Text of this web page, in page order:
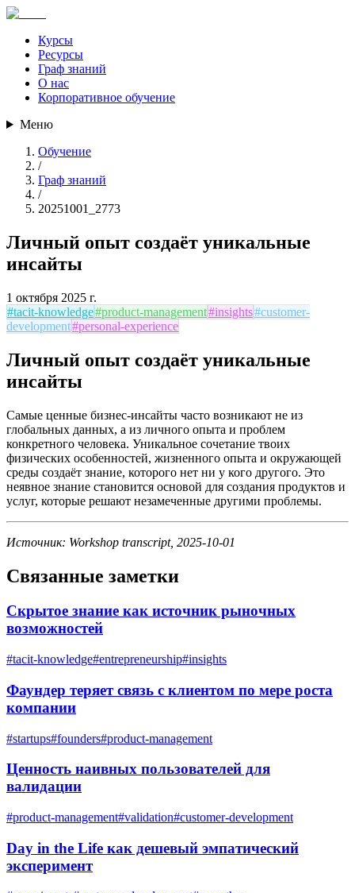
Курсы
Ресурсы
Граф знаний
О нас
Корпоративное обучение
Меню
Обучение
/
Граф знаний
/
20251001_2773
Личный опыт создаёт уникальные
инсайты
1 октября 2025 г.
#tacit-knowledge#product-management#insights#customer-
development#personal-experience
Личный опыт создаёт уникальные
инсайты
Самые ценные бизнес-инсайты часто возникают не из
глобальных данных, а из личного опыта и проблем
конкретного человека. Уникальное сочетание твоих
физических особенностей, жизненного опыта и окружающей
среды создаёт знание, которого нет ни у кого другого. Это
неявное знание становится основой для создания продуктов и
услуг, которые решают незамеченные другими проблемы.
Источник: Workshop transcript, 2025-10-01
Связанные заметки
Скрытое знание как источник рыночных
возможностей
#tacit-knowledge#entrepreneurship#insights
Фаундер теряет связь с клиентом по мере роста
компании
#startups#founders#product-management
Ценность наивных пользователей для
валидации
#product-management#validation#customer-development
Day in the Life как дешевый эмпатический
эксперимент